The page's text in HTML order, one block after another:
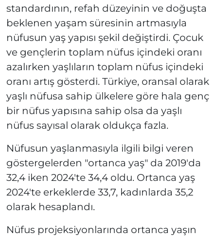
standardının, refah düzeyinin ve doğuşta
beklenen yaşam süresinin artmasıyla
nüfusun yaş yapısı şekil değiştirdi. Çocuk
ve gençlerin toplam nüfus içindeki oranı
azalırken yaşlıların toplam nüfus içindeki
oranı artış gösterdi. Türkiye, oransal olarak
yaşlı nüfusa sahip ülkelere göre hala genç
bir nüfus yapısına sahip olsa da yaşlı
nüfus sayısal olarak oldukça fazla.
Nüfusun yaşlanmasıyla ilgili bilgi veren
göstergelerden "ortanca yaş" da 2019'da
32,4 iken 2024'te 34,4 oldu. Ortanca yaş
2024'te erkeklerde 33,7, kadınlarda 35,2
olarak hesaplandı.
Nüfus projeksiyonlarında ortanca yaşın